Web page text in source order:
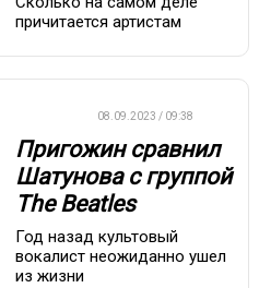
причитается артистам
08.09.2023 / 09:38
Пригожин сравнил
Шатунова с группой
The Beatles
Год назад культовый
вокалист неожиданно ушел
из жизни